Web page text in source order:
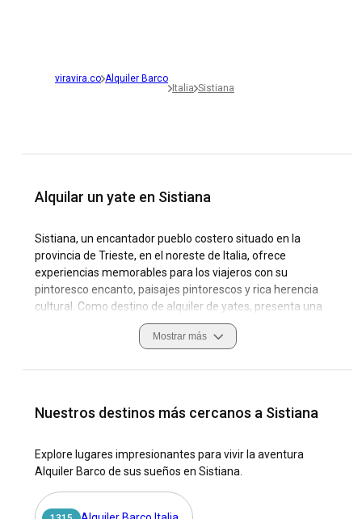
viravira.co Alquiler Barco
Italia Sistiana
Alquilar un yate en Sistiana
Sistiana, un encantador pueblo costero situado en la
provincia de Trieste, en el noreste de Italia, ofrece
experiencias memorables para los viajeros con su
pintoresco encanto, paisajes pintorescos y rica herencia
cultural. Como destino de alquiler de yates, presenta una
mezcla única de relajado estilo de vida costero,
impresionantes paisajes naturales y oportunidades de
constantes y una multitud de puertos naturales, Sistiana es
tranquilas aguas y disfrutar de sus famosos atardeceres. El
comodidades para garantizar unas vacaciones de
navegación placenteras. Navegar por las aguas de Sistiana
ofrece la hermosa vista del altiplano del Karst
encontrándose con el mar, dejando a los navegantes
Mostrar más
Nuestros destinos más cercanos a Sistiana
Explore lugares impresionantes para vivir la aventura
Alquiler Barco de sus sueños en Sistiana.